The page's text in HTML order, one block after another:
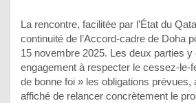
La rencontre, facilitée par l’État du
continuité de l’Accord-cadre de Doha
15 novembre 2025. Les deux parties y
engagement à respecter le cessez-le-
de bonne foi » les obligations prévues,
affiché de relancer concrètement le